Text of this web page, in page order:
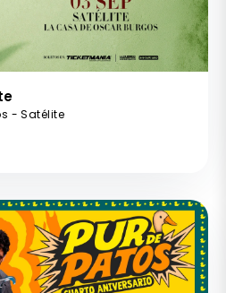
- Satélite